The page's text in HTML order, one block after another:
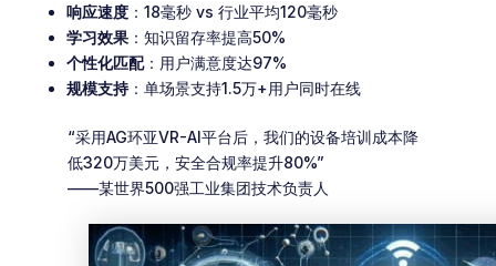
响应速度：18毫秒 vs 行业平均120毫秒
学习效果：知识留存率提高50%
个性化匹配：用户满意度达97%
规模支持：单场景支持1.5万+用户同时在线
“采用AG环亚VR-AI平台后，我们的设备培训成本降
低320万美元，安全合规率提升80%”
——某世界500强工业集团技术负责人